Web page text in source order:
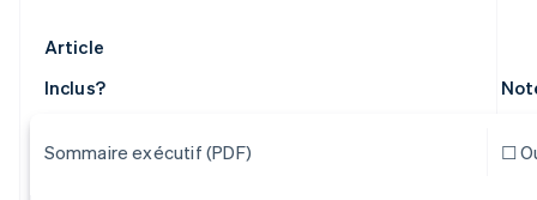
Article
Inclus?
Sommaire exécutif (PDF) ☐